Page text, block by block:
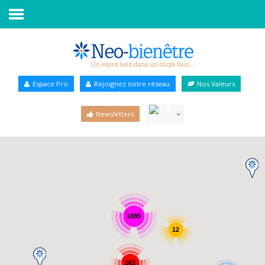
Annuaire Bien-être
Espace Pro Rejoignez notre réseau Nos Valeurs
Newsletters
1085
263
12